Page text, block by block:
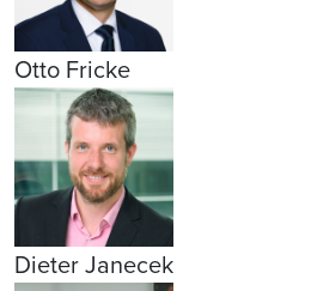
Otto Fricke
Dieter Janecek